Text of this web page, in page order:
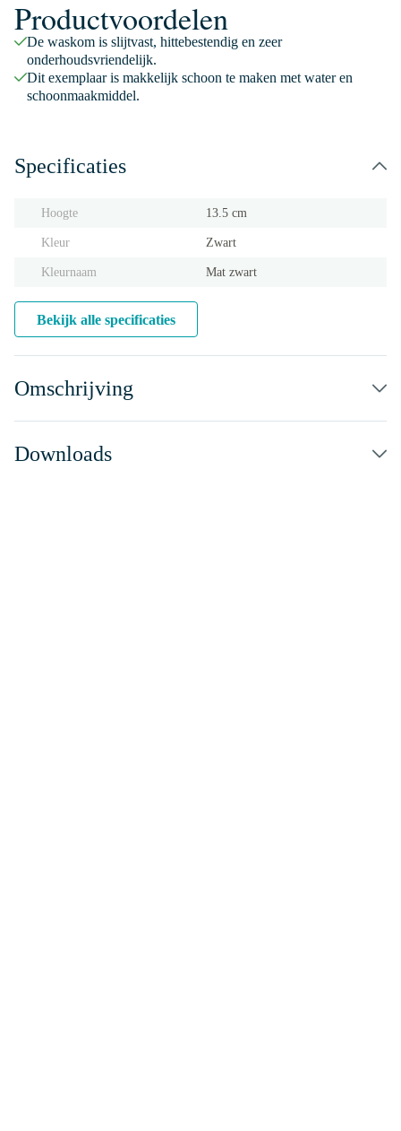
Productvoordelen
De waskom is slijtvast, hittebestendig en zeer
onderhoudsvriendelijk.
Dit exemplaar is makkelijk schoon te maken met water en
schoonmaakmiddel.
Specificaties
Hoogte 13.5 cm
Kleur Zwart
Kleurnaam Mat zwart
Bekijk alle specificaties
Omschrijving
Downloads